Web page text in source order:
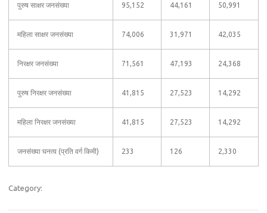
पुरुष साक्षर जनसंख्या 95,152 44,161 50,991
महिला साक्षर जनसंख्या 74,006 31,971 42,035
निरक्षर जनसंख्या 71,561 47,193 24,368
पुरुष निरक्षर जनसंख्या 41,815 27,523 14,292
महिला निरक्षर जनसंख्या 41,815 27,523 14,292
जनसंख्या घनत्व (प्रति वर्ग किमी) 233 126 2,330
Category: